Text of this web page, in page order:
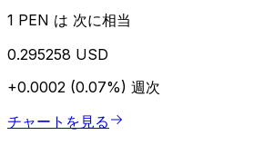
1 PEN は 次に相当
0.295258 USD
+0.0002 (0.07%) 週次
チャートを見る